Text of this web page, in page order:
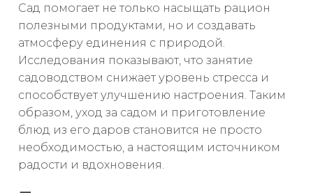
Сад помогает не только насыщать рацион
полезными продуктами, но и создавать
атмосферу единения с природой.
Исследования показывают, что занятие
садоводством снижает уровень стресса и
способствует улучшению настроения. Таким
образом, уход за садом и приготовление
блюд из его даров становится не просто
необходимостью, а настоящим источником
радости и вдохновения.